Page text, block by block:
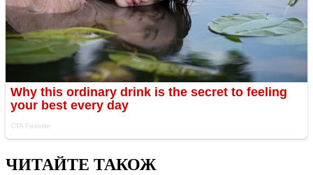
ЧИТАЙТЕ ТАКОЖ